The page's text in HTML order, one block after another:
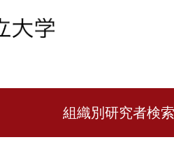
組織別研究者検索